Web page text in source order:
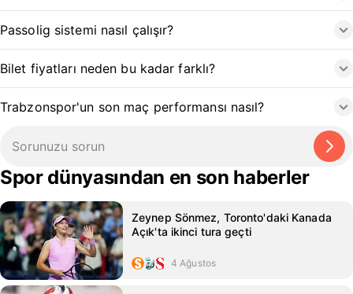
Passolig sistemi nasıl çalışır?
Bilet fiyatları neden bu kadar farklı?
Trabzonspor'un son maç performansı nasıl?
Spor dünyasından en son haberler
Zeynep Sönmez, Toronto'daki Kanada
Açık'ta ikinci tura geçti
4 Ağustos